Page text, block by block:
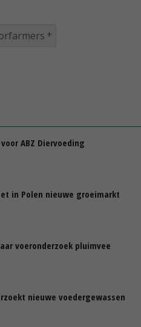
ABZ Diervoeding
in Polen nieuwe groeimarkt
voeronderzoek pluimvee
nieuwe voedergewassen